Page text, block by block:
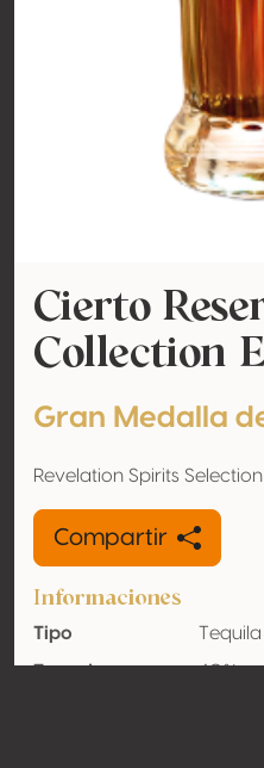
Cierto
Collection
Gran Medalla
Revelation Spirits Selection
Compartir
Informaciones
Tipo
Tequila
Tasa de
40%